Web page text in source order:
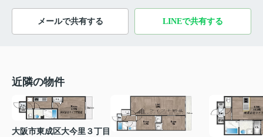
メールで共有する LINEで共有する
近隣の物件
大阪市東成区大今里３丁目